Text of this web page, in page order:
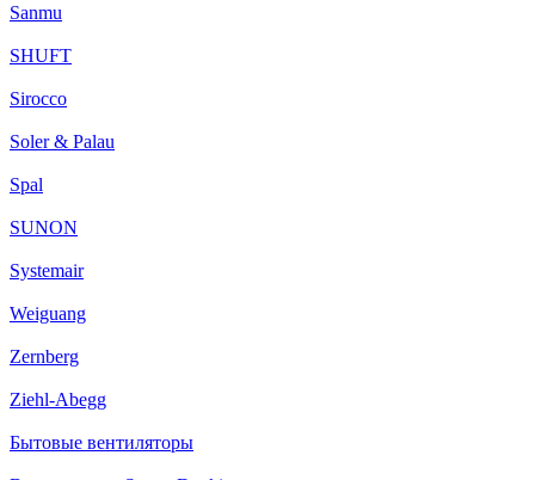
Sanmu
SHUFT
Sirocco
Soler & Palau
Spal
SUNON
Systemair
Weiguang
Zernberg
Ziehl-Abegg
Бытовые вентиляторы